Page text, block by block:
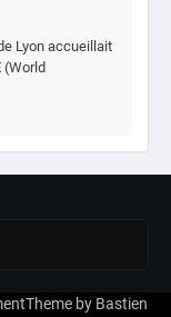
Lyon accueillait
(World
by Bastien